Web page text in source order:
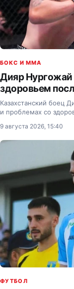
БОКС И MMA
Дияр Нургожай
здоровьем
Казахстанский боец
и проблемах со
9 августа 2026, 15:40
ФУТБОЛ